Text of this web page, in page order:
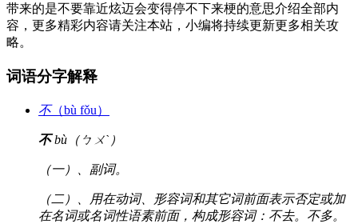
带来的是不要靠近炫迈会变得停不下来梗的意思介绍全部内
容，更多精彩内容请关注本站，小编将持续更新更多相关攻
略。
词语分字解释
不（bù fǒu）
不bù（ㄅㄨˋ）
（一）、副词。
（二）、用在动词、形容词和其它词前面表示否定或加
在名词或名词性语素前面，构成形容词：不去。不多。